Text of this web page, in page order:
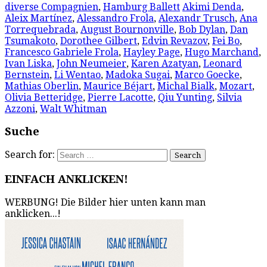
diverse Compagnien, Hamburg Ballett Akimi Denda,
Aleix Martínez, Alessandro Frola, Alexandr Trusch, Ana
Torrequebrada, August Bournonville, Bob Dylan, Dan
Tsumakoto, Dorothee Gilbert, Edvin Revazov, Fei Bo,
Francesco Gabriele Frola, Hayley Page, Hugo Marchand,
Ivan Liska, John Neumeier, Karen Azatyan, Leonard
Bernstein, Li Wentao, Madoka Sugai, Marco Goecke,
Mathias Oberlin, Maurice Béjart, Michal Bialk, Mozart,
Olivia Betteridge, Pierre Lacotte, Qiu Yunting, Silvia
Azzoni, Walt Whitman
Suche
Search for:
EINFACH ANKLICKEN!
WERBUNG! Die Bilder hier unten kann man
anklicken...!